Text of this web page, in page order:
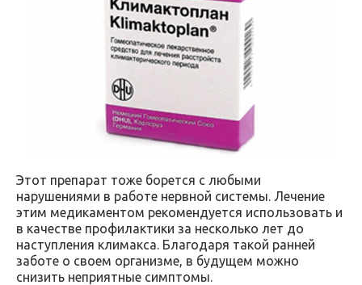
Этот препарат тоже борется с любыми
нарушениями в работе нервной системы. Лечение
этим медикаментом рекомендуется использовать и
в качестве профилактики за несколько лет до
наступления климакса. Благодаря такой ранней
заботе о своем организме, в будущем можно
снизить неприятные симптомы.